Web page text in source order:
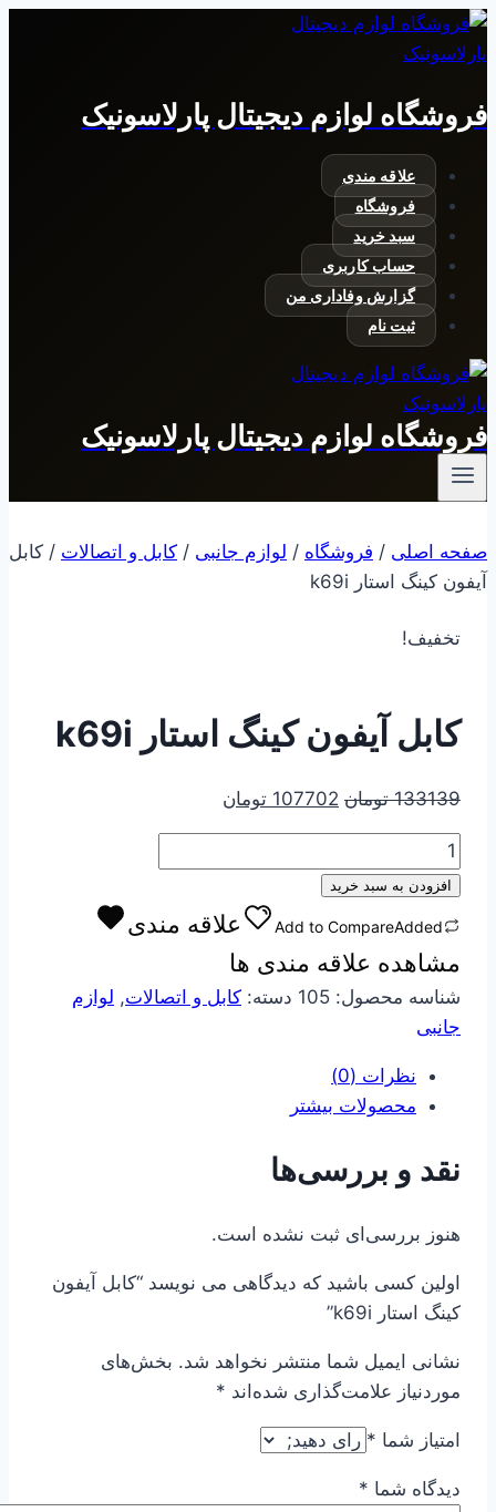
بازگشت
به
فروشگاه لوازم دیجیتال پارلاسونیک
علاقه مندی
فروشگاه
سبد خرید
حساب کاربری
گزارش وفاداری من
ثبت نام
فروشگاه لوازم دیجیتال پارلاسونیک
صفحه اصلی / فروشگاه / لوازم جانبی / کابل و اتصالات / کابل
آیفون کینگ استار k69i
تخفیف!
کابل آیفون کینگ استار k69i
133139 تومان قیمت
اصلی
بود.
107702 تومان
فعلی
کابل
آیفون
استار
k69i
عدد
افزودن به سبد خرید
Add to CompareAdded
علاقه مندی
مشاهده علاقه مندی ها
شناسه محصول: 105 دسته: کابل و اتصالات, لوازم
جانبی
نظرات (0)
محصولات بیشتر
نقد و بررسی‌ها
هنوز بررسی‌ای ثبت نشده است.
اولین کسی باشید که دیدگاهی می نویسد “کابل آیفون
کینگ استار k69i”
نشانی ایمیل شما منتشر نخواهد شد. بخش‌های
موردنیاز علامت‌گذاری شده‌اند *
امتیاز شما *
دیدگاه شما *